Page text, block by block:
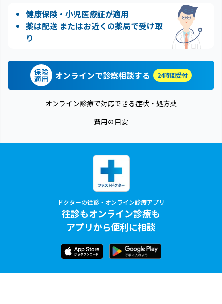
健康保険・小児医療証が適用
薬は配送 またはお近くの薬局で受け取
り
保険
適用 オンラインで診察相談する 24時間受付
オンライン診療で対応できる症状・処方薬
費用の目安
ドクターの往診・オンライン診療アプリ
往診もオンライン診療も
アプリから便利に相談